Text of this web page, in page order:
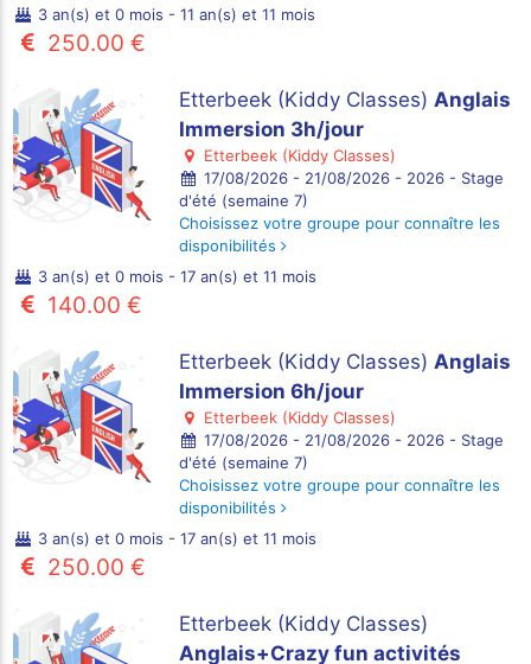
3 an(s) et 0 mois - 11 an(s) et 11 mois
250.00 €
Etterbeek (Kiddy Classes) Anglais
Immersion 3h/jour
Etterbeek (Kiddy Classes)
17/08/2026 - 21/08/2026 - 2026 - Stage
d'été (semaine 7)
Choisissez votre groupe pour connaître les
disponibilités
3 an(s) et 0 mois - 17 an(s) et 11 mois
140.00 €
Etterbeek (Kiddy Classes) Anglais
Immersion 6h/jour
Etterbeek (Kiddy Classes)
17/08/2026 - 21/08/2026 - 2026 - Stage
d'été (semaine 7)
Choisissez votre groupe pour connaître les
disponibilités
3 an(s) et 0 mois - 17 an(s) et 11 mois
250.00 €
Etterbeek (Kiddy Classes)
Anglais+Crazy fun activités